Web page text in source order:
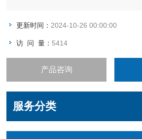
更新时间： 2024-10-26 00:00:00
访 问 量： 5414
产品咨询
服务分类